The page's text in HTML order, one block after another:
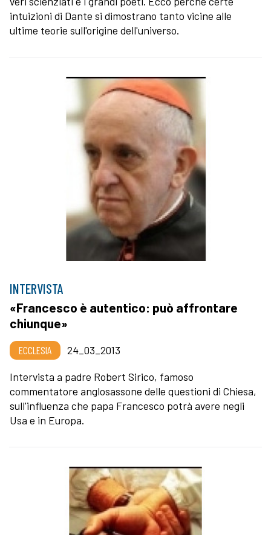
intuizioni di Dante si dimostrano tanto vicine alle
ultime teorie sull'origine dell'universo.
INTERVISTA
«Francesco è autentico: può affrontare
chiunque»
ECCLESIA
24_03_2013
Intervista a padre Robert Sirico, famoso
commentatore anglosassone delle questioni di Chiesa,
sull'influenza che papa Francesco potrà avere negli
Usa e in Europa.